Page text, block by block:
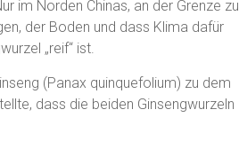
im Norden Chinas, an der Grenze zu
der Boden und dass Klima dafür
„reif“ ist.
(Panax quinquefolium) zu dem
dass die beiden Ginsengwurzeln